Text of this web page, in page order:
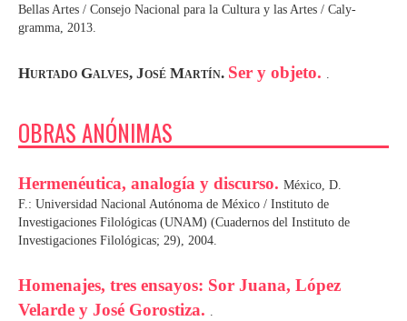
Bellas Artes / Consejo Nacional para la Cultura y las Artes / Caly­
gramma, 2013.
Hurtado Galves, José Martín. Ser y objeto. .
OBRAS ANÓNIMAS
Hermenéutica, analogía y discurso. México, D.
F.: Universidad Nacional Autónoma de México / Instituto de
Investigaciones Filológicas (UNAM) (Cuadernos del Instituto de
Investigaciones Filológicas; 29), 2004.
Homenajes, tres ensayos: Sor Juana, López
Velarde y José Gorostiza. .